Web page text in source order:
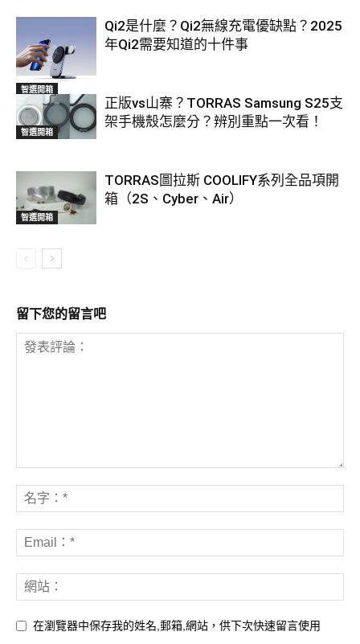
智選開箱
Qi2是什麼？Qi2無線充電優缺點？2025
年Qi2需要知道的十件事
智選開箱
正版vs山寨？TORRAS Samsung S25支
架手機殼怎麼分？辨別重點一次看！
智選開箱
TORRAS圖拉斯 COOLIFY系列全品項開
箱（2S、Cyber、Air）
留下您的留言吧
在瀏覽器中保存我的姓名,郵箱,網站，供下次快速留言使用